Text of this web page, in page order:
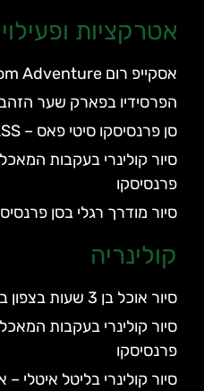
אטרקציות
אסקייפ רום Escape Room Adventure
הפרסידיו בפארק שער הזהב The Presidio
סן פרנסיסקו סיטי פאס – San Francisco CityPASS
סיור קולינרי בעקבות
פרנסיסקו
סיור מודרך רגלי בסן
קולינריה
סיור אוכל בן 3 שעות בצפון ברקלי
סיור קולינרי בעקבות
פרנסיסקו
סיור קולינרי בליטל איטלי